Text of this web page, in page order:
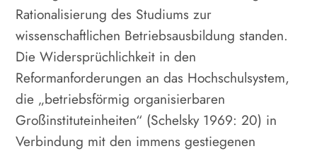
Rationalisierung des Studiums zur
wissenschaftlichen Betriebsausbildung standen.
Die Widersprüchlichkeit in den
Reformanforderungen an das Hochschulsystem,
die „betriebsförmig organisierbaren
Großinstituteinheiten“ (Schelsky 1969: 20) in
Verbindung mit den immens gestiegenen